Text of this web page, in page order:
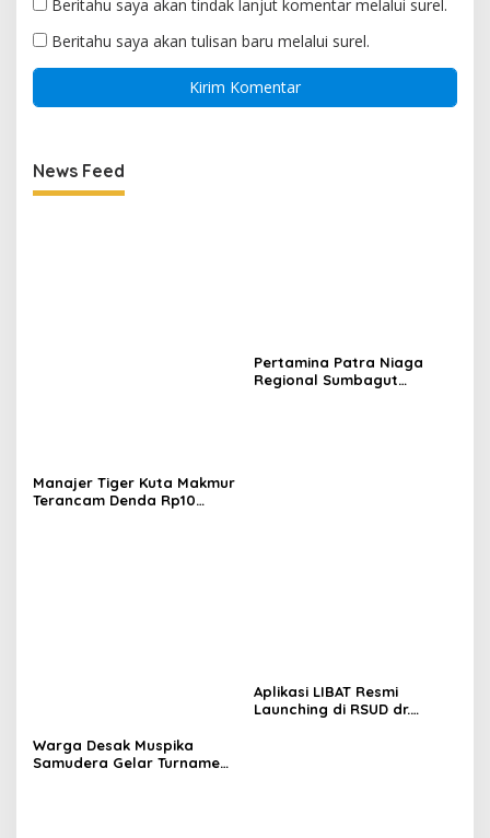
Beritahu saya akan tindak lanjut komentar melalui surel.
Beritahu saya akan tulisan baru melalui surel.
News Feed
Manajer Tiger Kuta Makmur
Terancam Denda Rp10
Pertamina Patra Niaga
Regional Sumbagut
Warga Desak Muspika
Samudera Gelar Turnamen
Aplikasi LIBAT Resmi
Launching di RSUD dr.